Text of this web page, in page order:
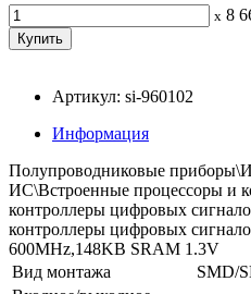
x 8
Артикул: si-960102
Информация
Полупроводниковые
ИС\Встроенные процессоры и
контроллеры цифровых
контроллеры цифровых
600MHz,148KB SRAM 1.3V
Вид монтажа
SMD/